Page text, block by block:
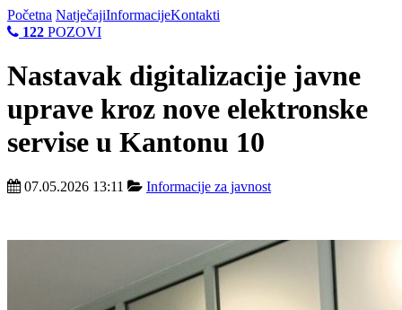
Početna NatječajiInformacijeKontakti
122 POZOVI
Nastavak digitalizacije javne
uprave kroz nove elektronske
servise u Kantonu 10
07.05.2026 13:11 Informacije za javnost